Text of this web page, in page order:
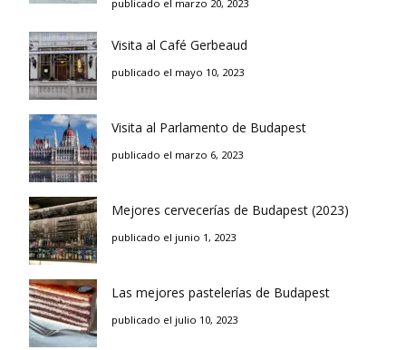
publicado el marzo 20, 2023
Visita al Café Gerbeaud
publicado el mayo 10, 2023
Visita al Parlamento de Budapest
publicado el marzo 6, 2023
Mejores cervecerías de Budapest (2023)
publicado el junio 1, 2023
Las mejores pastelerías de Budapest
publicado el julio 10, 2023